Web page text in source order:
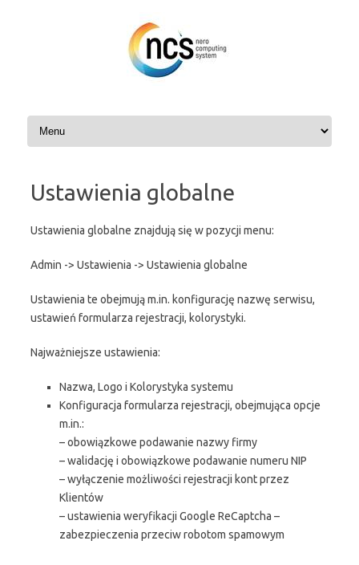
Ustawienia globalne
Ustawienia globalne znajdują się w pozycji menu:
Admin -> Ustawienia -> Ustawienia globalne
Ustawienia te obejmują m.in. konfigurację nazwę serwisu,
ustawień formularza rejestracji, kolorystyki.
Najważniejsze ustawienia:
Nazwa, Logo i Kolorystyka systemu
Konfiguracja formularza rejestracji, obejmująca opcje
m.in.:
– obowiązkowe podawanie nazwy firmy
– walidację i obowiązkowe podawanie numeru NIP
– wyłączenie możliwości rejestracji kont przez
Klientów
– ustawienia weryfikacji Google ReCaptcha –
zabezpieczenia przeciw robotom spamowym